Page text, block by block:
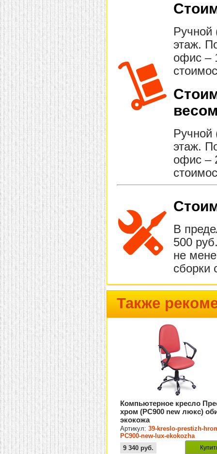
этаж.
офис –
этаж.
офис –
В
500
не
сборки
Также
Компьютерное кресло
хром (PC900 new люкс)
экокожа
Артикул:39-kreslo-prestizh-
PC900-new-lux-ekokozha
9 340 руб.